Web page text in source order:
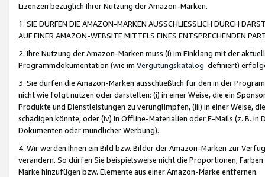
Lizenzen bezüglich Ihrer Nutzung der Amazon-Marken.
1. SIE DÜRFEN DIE AMAZON-MARKEN AUSSCHLIESSLICH DURCH
AUF EINER AMAZON-WEBSITE MITTELS EINES ENTSPRECHENDEN
2. Ihre Nutzung der Amazon-Marken muss (i) im Einklang mit der
Programmdokumentation (wie im Vergütungskatalog definiert)
3. Sie dürfen die Amazon-Marken ausschließlich für den in der
nicht wie folgt nutzen oder darstellen: (i) in einer Weise, die ein
Produkte und Dienstleistungen zu verunglimpfen, (iii) in einer Weise,
schädigen könnte, oder (iv) in Offline-Materialien oder E-Mails (z. B. in
Dokumenten oder mündlicher Werbung).
4. Wir werden Ihnen ein Bild bzw. Bilder der Amazon-Marken zur
verändern. So dürfen Sie beispielsweise nicht die Proportionen,
Marke hinzufügen bzw. Elemente aus einer Amazon-Marke entfernen.